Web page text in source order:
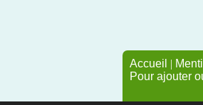
Accueil |
Pour ajouter